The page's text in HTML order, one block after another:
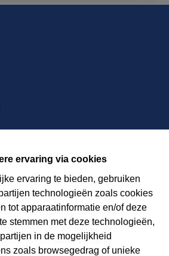
ervaring via cookies
ervaring te bieden, gebruiken
technologieën zoals cookies
tot apparaatinformatie en/of deze
stemmen met deze technologieën,
in de mogelijkheid
zoals browsegedrag of unieke
Contact
Immobilière Cosse
6940 DURBUY